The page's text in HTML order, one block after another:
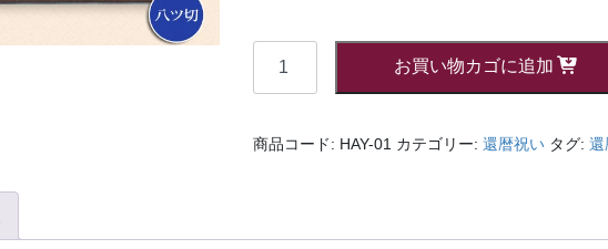
ズ】
還
お買い物カゴに追加
商品コード: HAY-01 カテゴリー: 還暦祝い タグ: 還